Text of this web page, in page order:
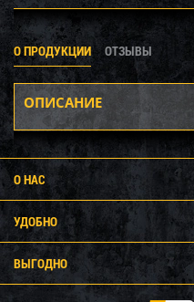
О ПРОДУКЦИИ ОТЗЫВЫ
ОПИСАНИЕ
О НАС
УДОБНО
ВЫГОДНО